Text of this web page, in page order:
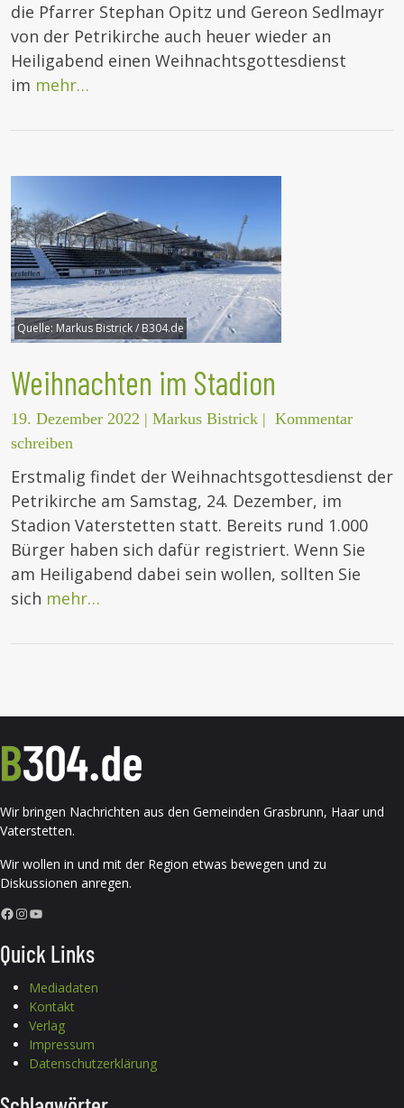
die Pfarrer Stephan Opitz und Gereon Sedlmayr
von der Petrikirche auch heuer wieder an
Heiligabend einen Weihnachtsgottesdienst
im mehr…
Quelle: Markus Bistrick / B304.de
Weihnachten im Stadion
19. Dezember 2022 | Markus Bistrick | Kommentar
schreiben
Erstmalig findet der Weihnachtsgottesdienst der
Petrikirche am Samstag, 24. Dezember, im
Stadion Vaterstetten statt. Bereits rund 1.000
Bürger haben sich dafür registriert. Wenn Sie
am Heiligabend dabei sein wollen, sollten Sie
sich mehr…
Wir bringen Nachrichten aus den Gemeinden Grasbrunn, Haar und
Vaterstetten.
Wir wollen in und mit der Region etwas bewegen und zu
Diskussionen anregen.
Facebook InstagramYouTube
Quick Links
Mediadaten
Kontakt
Verlag
Impressum
Datenschutzerklärung